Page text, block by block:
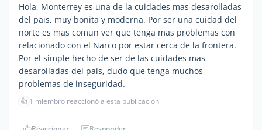
Hola, Monterrey es una de la cuidades mas desarolladas
del pais, muy bonita y moderna. Por ser una cuidad del
norte es mas comun ver que tenga mas problemas con
relacionado con el Narco por estar cerca de la frontera.
Por el simple hecho de ser de las cuidades mas
desarolladas del pais, dudo que tenga muchos
problemas de inseguridad.
👍 1 miembro reaccionó a esta publicación